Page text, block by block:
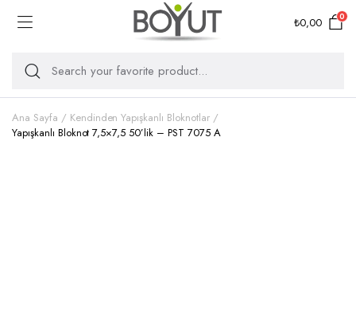
₺0,00 0
Ana Sayfa
Kendinden Yapışkanlı Bloknotlar
Yapışkanlı Bloknot 7,5×7,5 50’lik – PST 7075 A